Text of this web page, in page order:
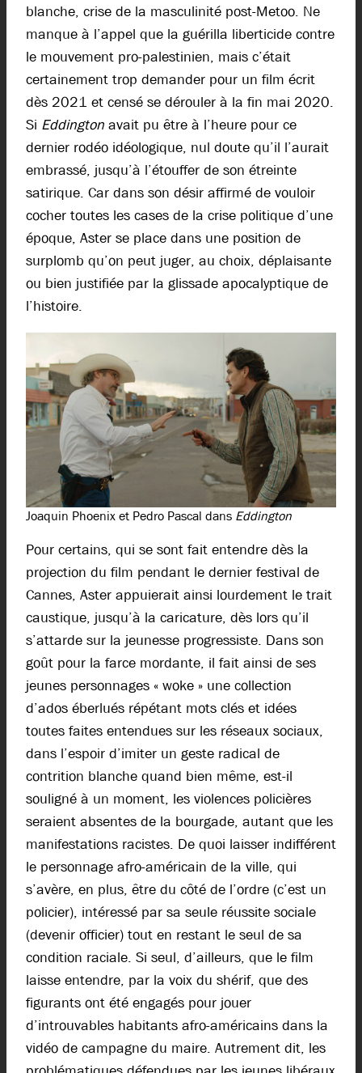
blanche, crise de la masculinité post-Metoo. Ne
manque à l’appel que la guérilla liberticide contre
le mouvement pro-palestinien, mais c’était
certainement trop demander pour un film écrit
dès 2021 et censé se dérouler à la fin mai 2020.
Si Eddington avait pu être à l’heure pour ce
dernier rodéo idéologique, nul doute qu’il l’aurait
embrassé, jusqu’à l’étouffer de son étreinte
satirique. Car dans son désir affirmé de vouloir
cocher toutes les cases de la crise politique d’une
époque, Aster se place dans une position de
surplomb qu’on peut juger, au choix, déplaisante
ou bien justifiée par la glissade apocalyptique de
l’histoire.
Joaquin Phoenix et Pedro Pascal dans Eddington
Pour certains, qui se sont fait entendre dès la
projection du film pendant le dernier festival de
Cannes, Aster appuierait ainsi lourdement le trait
caustique, jusqu’à la caricature, dès lors qu’il
s’attarde sur la jeunesse progressiste. Dans son
goût pour la farce mordante, il fait ainsi de ses
jeunes personnages « woke » une collection
d’ados éberlués répétant mots clés et idées
toutes faites entendues sur les réseaux sociaux,
dans l’espoir d’imiter un geste radical de
contrition blanche quand bien même, est-il
souligné à un moment, les violences policières
seraient absentes de la bourgade, autant que les
manifestations racistes. De quoi laisser indifférent
le personnage afro-américain de la ville, qui
s’avère, en plus, être du côté de l’ordre (c’est un
policier), intéressé par sa seule réussite sociale
(devenir officier) tout en restant le seul de sa
condition raciale. Si seul, d’ailleurs, que le film
laisse entendre, par la voix du shérif, que des
figurants ont été engagés pour jouer
d’introuvables habitants afro-américains dans la
vidéo de campagne du maire. Autrement dit, les